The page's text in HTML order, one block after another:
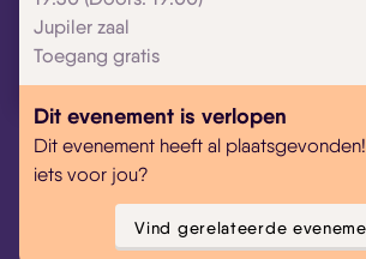
Jupiler zaal
Toegang gratis
Dit evenement is verlopen
Dit evenement heeft al
iets voor jou?
Vind gerelateerde